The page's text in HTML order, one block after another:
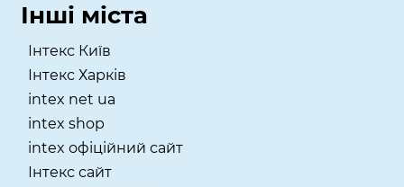
Інші міста
Інтекс Київ
​Інтекс Харків
intex net ua
intex shop
intex офіційний сайт
Інтекс сайт